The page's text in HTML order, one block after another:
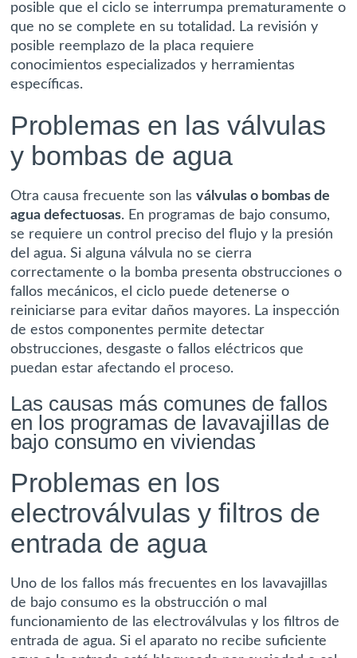
posible que el ciclo se interrumpa prematuramente o
que no se complete en su totalidad. La revisión y
posible reemplazo de la placa requiere
conocimientos especializados y herramientas
específicas.
Problemas en las válvulas
y bombas de agua
Otra causa frecuente son lasválvulas o bombas de
agua defectuosas. En programas de bajo consumo,
se requiere un control preciso del flujo y la presión
del agua. Si alguna válvula no se cierra
correctamente o la bomba presenta obstrucciones o
fallos mecánicos, el ciclo puede detenerse o
reiniciarse para evitar daños mayores. La inspección
de estos componentes permite detectar
obstrucciones, desgaste o fallos eléctricos que
puedan estar afectando el proceso.
Las causas más comunes de fallos
en los programas de lavavajillas de
bajo consumo en viviendas
Problemas en los
electroválvulas y filtros de
entrada de agua
Uno de los fallos más frecuentes en los lavavajillas
de bajo consumo es la obstrucción o mal
funcionamiento de las electroválvulas y los filtros de
entrada de agua. Si el aparato no recibe suficiente